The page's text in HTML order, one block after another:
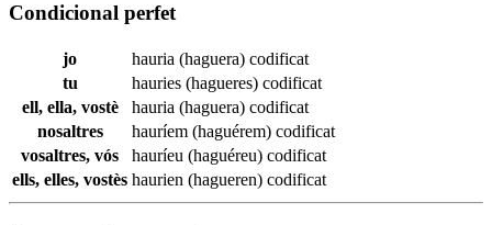
Condicional perfet
jo hauria (haguera) codificat
tu
hauries (hagueres) codificat
ell, ella, vostè
hauria (haguera) codificat
nosaltres
hauríem (haguérem) codificat
vosaltres, vós
hauríeu (haguéreu) codificat
ells, elles, vostès haurien (hagueren) codificat